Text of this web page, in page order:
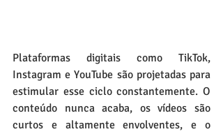
Plataformas digitais como TikTok,
Instagram e YouTube são projetadas para
estimular esse ciclo constantemente. O
conteúdo nunca acaba, os vídeos são
curtos e altamente envolventes, e o